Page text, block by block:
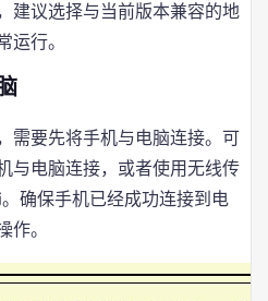
建议选择与当前版本兼容的地
运行。
需要先将手机与电脑连接。可
与电脑连接，或者使用无线传
确保手机已经成功连接到电
作。